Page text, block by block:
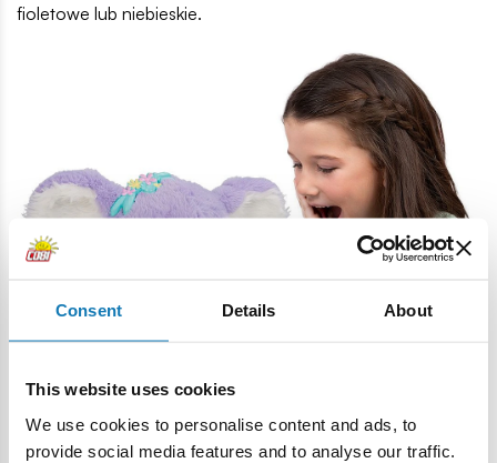
Consent Details About
This website uses cookies
We use cookies to personalise content and ads, to
provide social media features and to analyse our traffic.
fioletowe lub niebieskie.